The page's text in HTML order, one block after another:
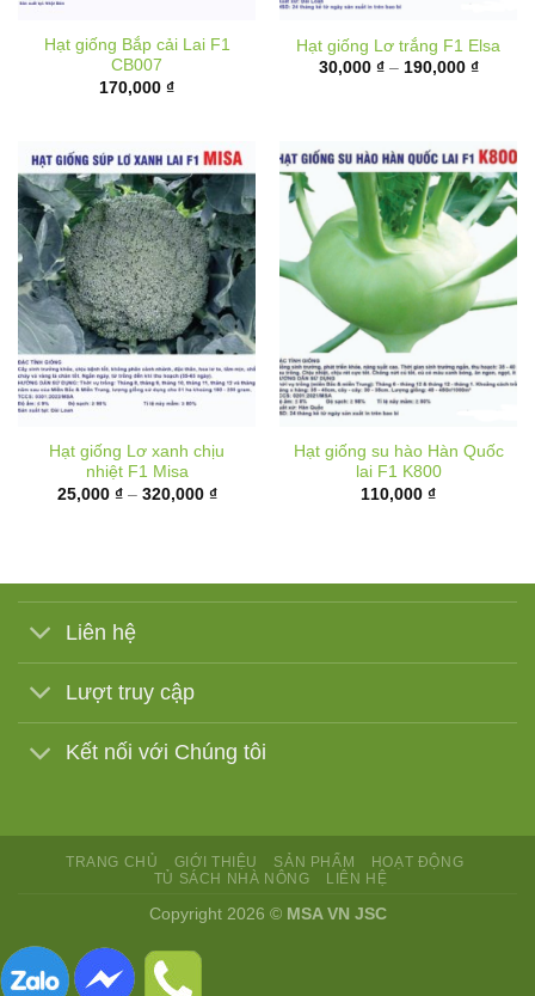
Hạt giống Bắp cải Lai F1
CB007
170,000 ₫
Hạt giống Lơ trắng F1 Elsa
30,000 ₫ – 190,000 ₫Khoảng
Hạt giống Lơ xanh chịu
nhiệt F1 Misa
25,000 ₫ – 320,000 ₫Khoảng
Hạt giống su hào Hàn Quốc
lai F1 K800
110,000 ₫
Liên hệ
Lượt truy cập
Kết nối với Chúng tôi
TRANG CHỦ GIỚI THIỆU SẢN PHẨM
HOẠT ĐỘNG
TỦ SÁCH NHÀ NÔNG
LIÊN HỆ
Copyright 2026 © MSA VN JSC